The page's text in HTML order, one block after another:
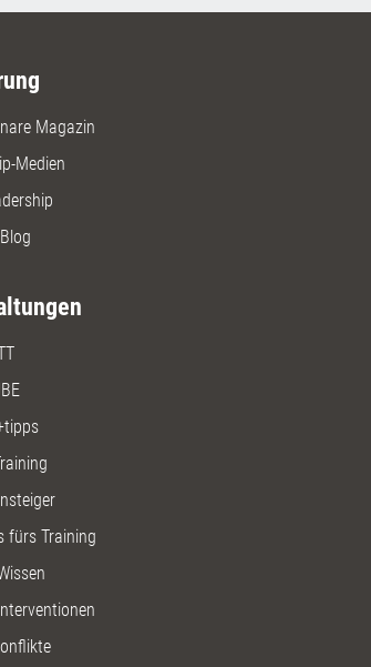
Ideal als Erstinformation
Magazin
Medien
fürs Training